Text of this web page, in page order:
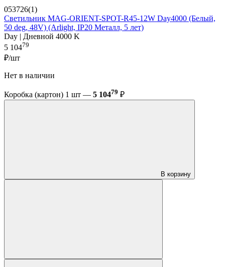
053726(1)
Светильник MAG-ORIENT-SPOT-R45-12W Day4000 (Белый,
50 deg, 48V) (Arlight, IP20 Металл, 5 лет)
Day | Дневной 4000 K
5 10479
₽/шт
Нет в наличии
Коробка (картон) 1 шт — 5 10479 ₽
В корзину